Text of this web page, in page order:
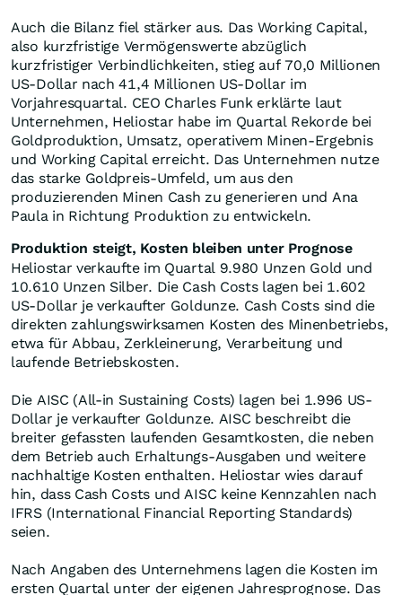
Auch die Bilanz fiel stärker aus. Das Working Capital,
also kurzfristige Vermögenswerte abzüglich
kurzfristiger Verbindlichkeiten, stieg auf 70,0 Millionen
US-Dollar nach 41,4 Millionen US-Dollar im
Vorjahresquartal. CEO Charles Funk erklärte laut
Unternehmen, Heliostar habe im Quartal Rekorde bei
Goldproduktion, Umsatz, operativem Minen-Ergebnis
und Working Capital erreicht. Das Unternehmen nutze
das starke Goldpreis-Umfeld, um aus den
produzierenden Minen Cash zu generieren und Ana
Paula in Richtung Produktion zu entwickeln.
Produktion steigt, Kosten bleiben unter Prognose
Heliostar verkaufte im Quartal 9.980 Unzen Gold und
10.610 Unzen Silber. Die Cash Costs lagen bei 1.602
US-Dollar je verkaufter Goldunze. Cash Costs sind die
direkten zahlungswirksamen Kosten des Minenbetriebs,
etwa für Abbau, Zerkleinerung, Verarbeitung und
laufende Betriebskosten.
Die AISC (All-in Sustaining Costs) lagen bei 1.996 US-
Dollar je verkaufter Goldunze. AISC beschreibt die
breiter gefassten laufenden Gesamtkosten, die neben
dem Betrieb auch Erhaltungs-Ausgaben und weitere
nachhaltige Kosten enthalten. Heliostar wies darauf
hin, dass Cash Costs und AISC keine Kennzahlen nach
IFRS (International Financial Reporting Standards)
seien.
Nach Angaben des Unternehmens lagen die Kosten im
ersten Quartal unter der eigenen Jahresprognose. Das